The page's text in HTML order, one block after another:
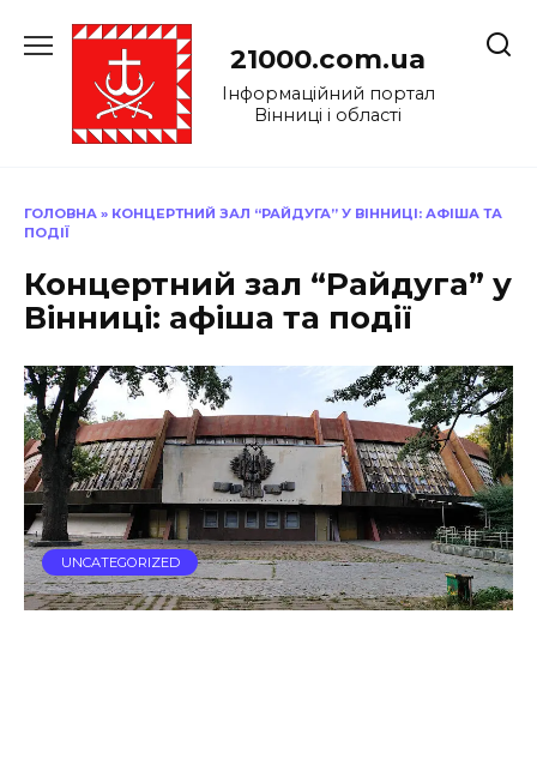
до
21000.com.ua
Інформаційний портал
Вінниці і області
ГОЛОВНА » КОНЦЕРТНИЙ ЗАЛ “РАЙДУГА” У ВІННИЦІ: АФІША ТА
ПОДІЇ
Концертний зал “Райдуга” у
Вінниці: афіша та події
UNCATEGORIZED